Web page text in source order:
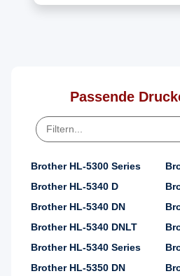
Passende
Brother HL-5300 Series
Brother HL-5340 D
Brother HL-5340 DN
Brother HL-5340 DNLT
Brother HL-5340 Series
Brother HL-5350 DN